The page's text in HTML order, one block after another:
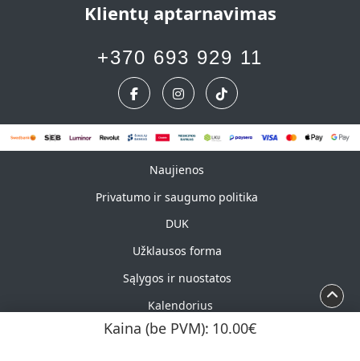
Kaina (be PVM): 10.00€
Klientų aptarnavimas
+370 693 929 11
Naujienos
Naujienos
Privatumo ir saugumo politika
DUK
Užklausos forma
Sąlygos ir nuostatos
Kalendorius
Autorių teisės ©2026 UAB „Marškinėlis“. Visos teisės